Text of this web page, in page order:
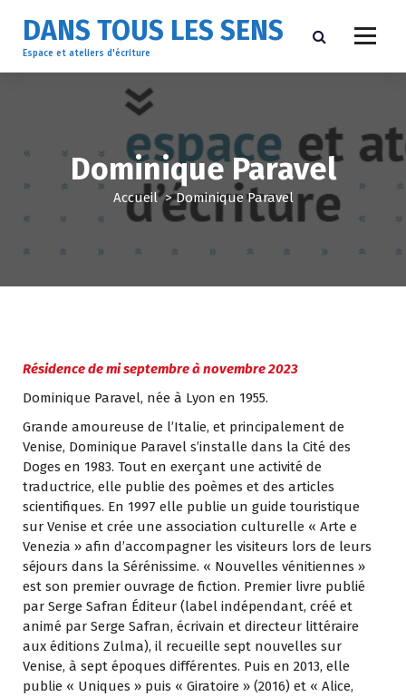
e
DANS TOUS LES SENS
Espace et ateliers d'écriture
Dominique Paravel
Accueil>Dominique Paravel
Résidence de mi septembre à novembre 2023
Dominique Paravel, née à Lyon en 1955.
Grande amoureuse de l’Italie, et principalement de
Venise, Dominique Paravel s’installe dans la Cité des
Doges en 1983. Tout en exerçant une activité de
traductrice, elle publie des poèmes et des articles
scientifiques. En 1997 elle publie un guide touristique
sur Venise et crée une association culturelle « Arte e
Venezia » afin d’accompagner les visiteurs lors de leurs
séjours dans la Sérénissime. « Nouvelles vénitiennes »
est son premier ouvrage de fiction. Premier livre publié
par Serge Safran Éditeur (label indépendant, créé et
animé par Serge Safran, écrivain et directeur littéraire
aux éditions Zulma), il recueille sept nouvelles sur
Venise, à sept époques différentes. Puis en 2013, elle
publie « Uniques » puis « Giratoire » (2016) et « Alice,